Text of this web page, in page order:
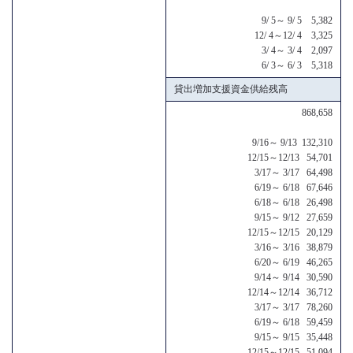
9/ 5～ 9/ 5 5,382
12/ 4～12/ 4 3,325
3/ 4～ 3/ 4 2,097
6/ 3～ 6/ 3 5,318
貸出増加支援資金供給残高
868,658
9/16～ 9/13 132,310
12/15～12/13 54,701
3/17～ 3/17 64,498
6/19～ 6/18 67,646
6/18～ 6/18 26,498
9/15～ 9/12 27,659
12/15～12/15 20,129
3/16～ 3/16 38,879
6/20～ 6/19 46,265
9/14～ 9/14 30,590
12/14～12/14 36,712
3/17～ 3/17 78,260
6/19～ 6/18 59,459
9/15～ 9/15 35,448